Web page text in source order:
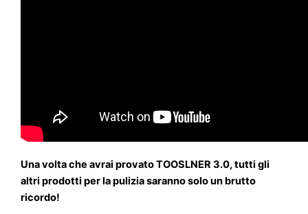
Una volta che avrai provato TOOSLNER 3.0, tutti gli
altri prodotti per la pulizia saranno solo un brutto
ricordo!